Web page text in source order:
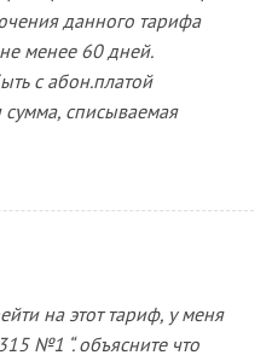
данного тарифа
менее 60 дней.
с абон.платой
списываемая
на этот тариф, у меня
№1 “. объясните что